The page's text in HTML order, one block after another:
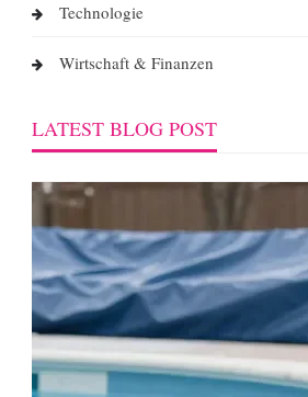
Technologie
Wirtschaft & Finanzen
LATEST BLOG POST